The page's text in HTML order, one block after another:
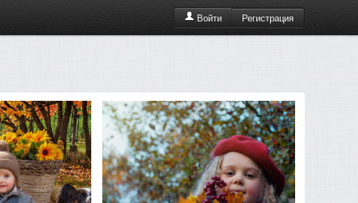
Войти Регистрация